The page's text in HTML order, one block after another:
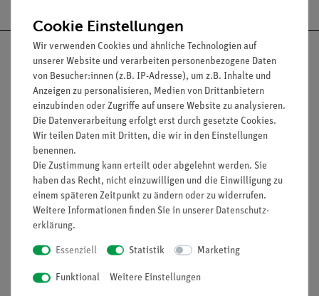
Nach oben
Informationen
Unternehmen
Projekte und Lösungen
Presse
Stellenangebote
Service
Übersicht Service
Inventarisierungs- &
Cookie Einstellungen
Wir verwenden Cookies und ähnliche Technologien auf
unserer Website und verarbeiten personenbezogene Daten
von Besucher:innen (z.B. IP-Adresse), um z.B. Inhalte und
Anzeigen zu personalisieren, Medien von Drittanbietern
einzubinden oder Zugriffe auf unsere Website zu analysieren.
Die Datenverarbeitung erfolgt erst durch gesetzte Cookies.
Wir teilen Daten mit Dritten, die wir in den Einstellungen
benennen.
Die Zustimmung kann erteilt oder abgelehnt werden. Sie
haben das Recht, nicht einzuwilligen und die Einwilligung zu
einem späteren Zeitpunkt zu ändern oder zu widerrufen.
Weitere Informationen finden Sie in unserer Daten­schutz­
erklärung.
Essenziell Statistik Marketing
Funktional Weitere Einstellungen